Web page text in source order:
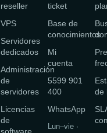
reseller
VPS
Servidores
dedicados
Administración
de
servidores
Licencias
de
software
ticket
Base de
conocimientos
Mi
cuenta
5599 901
400
WhatsApp
Lun–vie ·
de